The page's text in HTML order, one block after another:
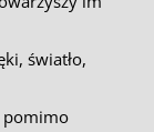
światło,
pomimo